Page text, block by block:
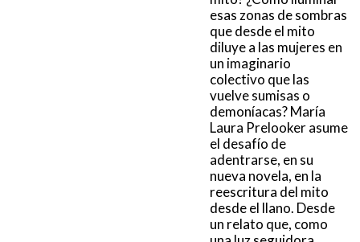
esas zonas de sombras
que desde el mito
diluye a las mujeres en
un imaginario
colectivo que las
vuelve sumisas o
demoníacas? María
Laura Prelooker asume
el desafío de
adentrarse, en su
nueva novela, en la
reescritura del mito
desde el llano. Desde
un relato que, como